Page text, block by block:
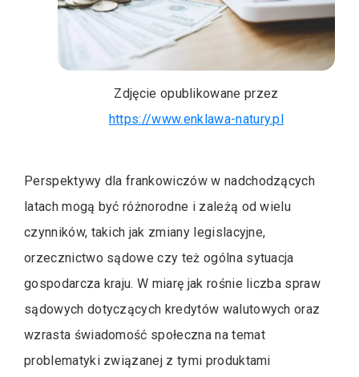
Zdjęcie opublikowane przez
https://www.enklawa-natury.pl
Perspektywy dla frankowiczów w nadchodzących
latach mogą być różnorodne i zależą od wielu
czynników, takich jak zmiany legislacyjne,
orzecznictwo sądowe czy też ogólna sytuacja
gospodarcza kraju. W miarę jak rośnie liczba spraw
sądowych dotyczących kredytów walutowych oraz
wzrasta świadomość społeczna na temat
problematyki związanej z tymi produktami